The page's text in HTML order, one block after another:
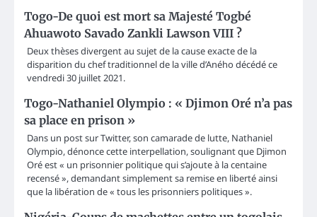
Togo-De quoi est mort sa Majesté Togbé
Ahuawoto Savado Zankli Lawson VIII ?
Deux thèses divergent au sujet de la cause exacte de la
disparition du chef traditionnel de la ville d’Aného décédé ce
vendredi 30 juillet 2021.
Togo-Nathaniel Olympio : « Djimon Oré n’a pas
sa place en prison »
Dans un post sur Twitter, son camarade de lutte, Nathaniel
Olympio, dénonce cette interpellation, soulignant que Djimon
Oré est « un prisonnier politique qui s’ajoute à la centaine
recensé », demandant simplement sa remise en liberté ainsi
que la libération de « tous les prisonniers politiques ».